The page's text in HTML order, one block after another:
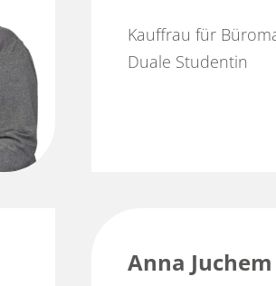
Kauffrau für
Duale Studentin
Anna Juchem